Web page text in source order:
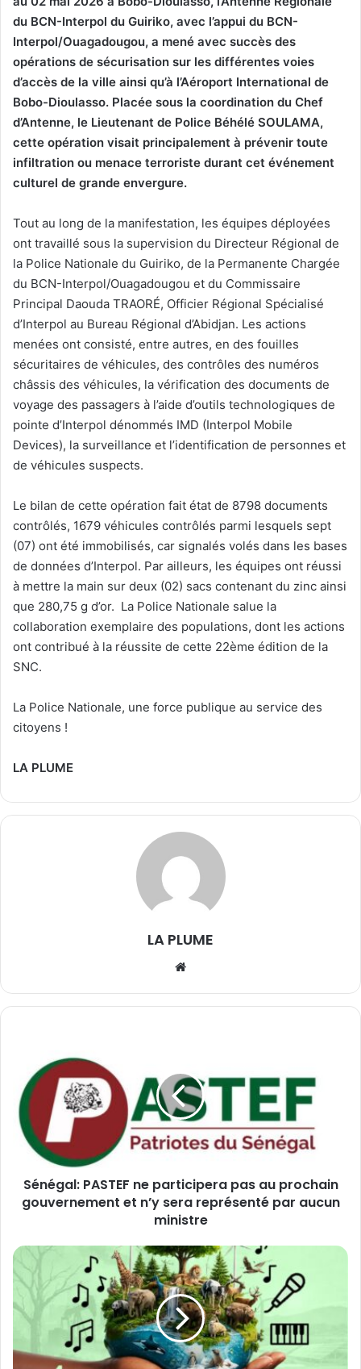
du BCN-Interpol du Guiriko, avec l’appui du BCN-
Interpol/Ouagadougou, a mené avec succès des
opérations de sécurisation sur les différentes voies
d’accès de la ville ainsi qu’à l’Aéroport International de
Bobo-Dioulasso. Placée sous la coordination du Chef
d’Antenne, le Lieutenant de Police Béhélé SOULAMA,
cette opération visait principalement à prévenir toute
infiltration ou menace terroriste durant cet événement
culturel de grande envergure.
Tout au long de la manifestation, les équipes déployées
ont travaillé sous la supervision du Directeur Régional de
la Police Nationale du Guiriko, de la Permanente Chargée
du BCN-Interpol/Ouagadougou et du Commissaire
Principal Daouda TRAORÉ, Officier Régional Spécialisé
d’Interpol au Bureau Régional d’Abidjan. Les actions
menées ont consisté, entre autres, en des fouilles
sécuritaires de véhicules, des contrôles des numéros
châssis des véhicules, la vérification des documents de
voyage des passagers à l’aide d’outils technologiques de
pointe d’Interpol dénommés IMD (Interpol Mobile
Devices), la surveillance et l’identification de personnes et
de véhicules suspects.
Le bilan de cette opération fait état de 8798 documents
contrôlés, 1679 véhicules contrôlés parmi lesquels sept
(07) ont été immobilisés, car signalés volés dans les bases
de données d’Interpol. Par ailleurs, les équipes ont réussi
à mettre la main sur deux (02) sacs contenant du zinc ainsi
que 280,75 g d’or. La Police Nationale salue la
collaboration exemplaire des populations, dont les actions
ont contribué à la réussite de cette 22ème édition de la
SNC.
La Police Nationale, une force publique au service des
citoyens !
LA PLUME
LA PLUME
te
g
F
p
t
Sénégal: PASTEF ne participera pas au prochain
gouvernement et n’y sera représenté par aucun
ministre
O
u
g
o